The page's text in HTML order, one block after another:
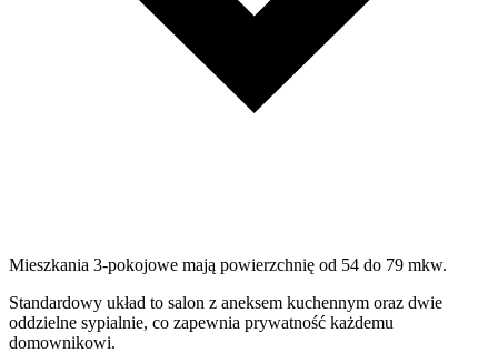
Mieszkania 3-pokojowe mają powierzchnię od 54 do 79 mkw.
Standardowy układ to salon z aneksem kuchennym oraz dwie
oddzielne sypialnie, co zapewnia prywatność każdemu
domownikowi.